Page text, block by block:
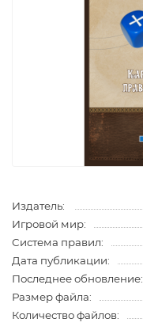
Издатель:
Игровой мир:
Система правил:
Дата публикации:
Последнее обновление:
Размер файла:
Количество файлов: